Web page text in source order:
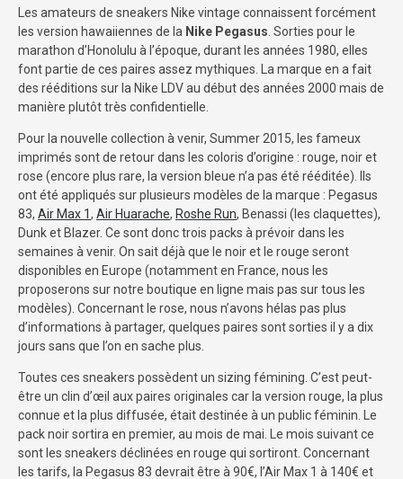
Les amateurs de sneakers Nike vintage connaissent forcément
les version hawaiiennes de la Nike Pegasus . Sorties pour le
marathon d’Honolulu à l’époque, durant les années 1980, elles
font partie de ces paires assez mythiques. La marque en a fait
des rééditions sur la Nike LDV au début des années 2000 mais de
manière plutôt très confidentielle.
Pour la nouvelle collection à venir, Summer 2015, les fameux
imprimés sont de retour dans les coloris d’origine : rouge, noir et
rose (encore plus rare, la version bleue n’a pas été rééditée). Ils
ont été appliqués sur plusieurs modèles de la marque : Pegasus
83, Air Max 1, Air Huarache, Roshe Run, Benassi (les claquettes),
Dunk et Blazer. Ce sont donc trois packs à prévoir dans les
semaines à venir. On sait déjà que le noir et le rouge seront
disponibles en Europe (notamment en France, nous les
proposerons sur notre boutique en ligne mais pas sur tous les
modèles). Concernant le rose, nous n’avons hélas pas plus
d’informations à partager, quelques paires sont sorties il y a dix
jours sans que l’on en sache plus.
Toutes ces sneakers possèdent un sizing fémining. C’est peut-
être un clin d’œil aux paires originales car la version rouge, la plus
connue et la plus diffusée, était destinée à un public féminin. Le
pack noir sortira en premier, au mois de mai. Le mois suivant ce
sont les sneakers déclinées en rouge qui sortiront. Concernant
les tarifs, la Pegasus 83 devrait être à 90€, l’Air Max 1 à 140€ et